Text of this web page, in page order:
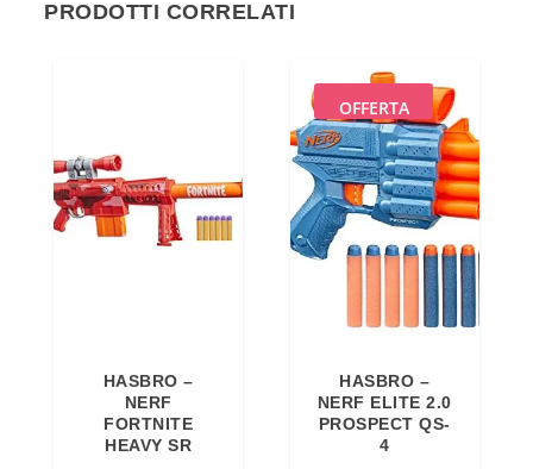
PRODOTTI CORRELATI
HASBRO –
NERF
FORTNITE
HEAVY SR
OFFERTA
HASBRO –
NERF ELITE 2.0
PROSPECT QS-
4